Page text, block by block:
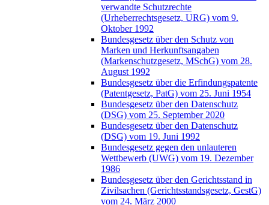
verwandte Schutzrechte
(Urheberrechtsgesetz, URG) vom 9.
Oktober 1992
Bundesgesetz über den Schutz von
Marken und Herkunftsangaben
(Markenschutzgesetz, MSchG) vom 28.
August 1992
Bundesgesetz über die Erfindungspatente
(Patentgesetz, PatG) vom 25. Juni 1954
Bundesgesetz über den Datenschutz
(DSG) vom 25. September 2020
Bundesgesetz über den Datenschutz
(DSG) vom 19. Juni 1992
Bundesgesetz gegen den unlauteren
Wettbewerb (UWG) vom 19. Dezember
1986
Bundesgesetz über den Gerichtsstand in
Zivilsachen (Gerichtsstandsgesetz, GestG)
vom 24. März 2000